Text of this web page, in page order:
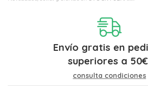
Envío gratis en
superiores a 50€
consulta condiciones